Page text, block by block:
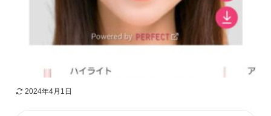
2024年4月1日